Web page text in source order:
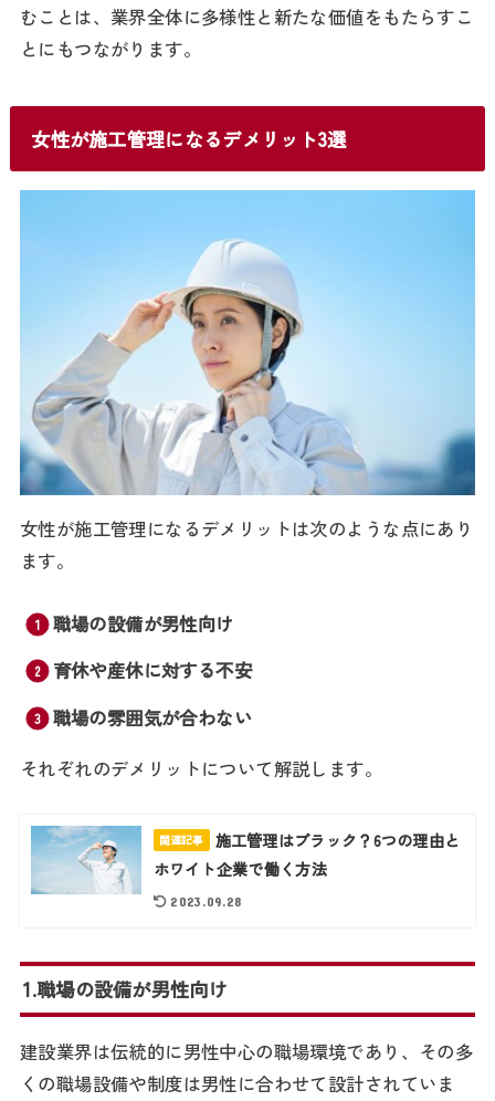
むことは、業界全体に多様性と新たな価値をもたらすこ
とにもつながります。
女性が施工管理になるデメリット3選
女性が施工管理になるデメリットは次のような点にあり
ます。
職場の設備が男性向け
育休や産休に対する不安
職場の雰囲気が合わない
それぞれのデメリットについて解説します。
関連記事
施工管理はブラック？6つの理由と
ホワイト企業で働く方法
2023.09.28
1.職場の設備が男性向け
建設業界は伝統的に男性中心の職場環境であり、その多
くの職場設備や制度は男性に合わせて設計されていま